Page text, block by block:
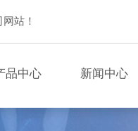
站！
品中心 新闻中心